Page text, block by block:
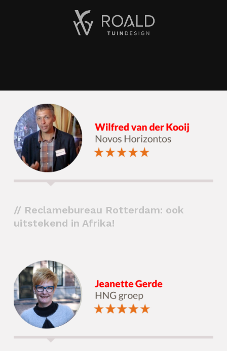
// Reclamebureau Rotterdam: ook
uitstekend in Afrika!